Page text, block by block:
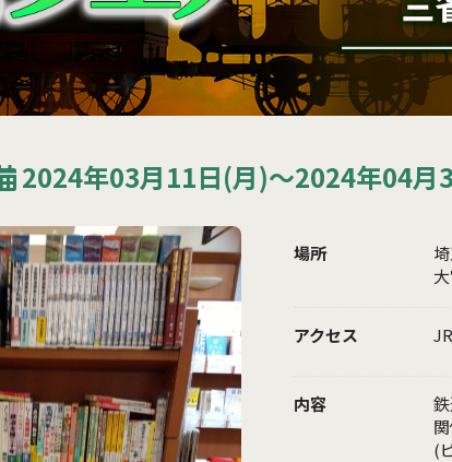
2024年03月11日(月)〜2024年04月
場所
アクセス
内容
(